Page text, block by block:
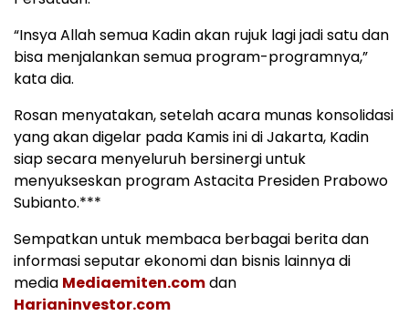
“Insya Allah semua Kadin akan rujuk lagi jadi satu dan
bisa menjalankan semua program-programnya,”
kata dia.
Rosan menyatakan, setelah acara munas konsolidasi
yang akan digelar pada Kamis ini di Jakarta, Kadin
siap secara menyeluruh bersinergi untuk
menyukseskan program Astacita Presiden Prabowo
Subianto.***
Sempatkan untuk membaca berbagai berita dan
informasi seputar ekonomi dan bisnis lainnya di
media Mediaemiten.comdan
Harianinvestor.com